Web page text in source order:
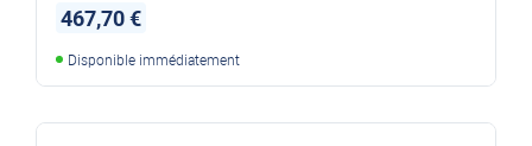
467,70 €
Disponible immédiatement